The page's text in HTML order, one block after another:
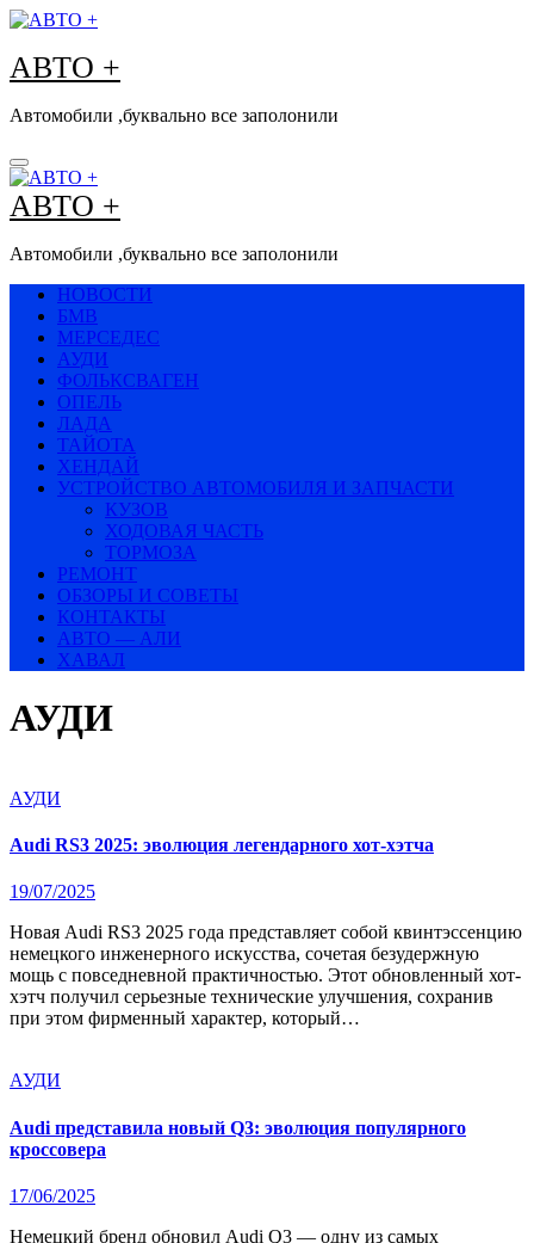
Перейти
содержимому
АВТО +
Автомобили ,буквально все заполонили
АВТО +
Автомобили ,буквально все заполонили
НОВОСТИ
БМВ
МЕРСЕДЕС
АУДИ
ФОЛЬКСВАГЕН
ОПЕЛЬ
ЛАДА
ТАЙОТА
ХЕНДАЙ
УСТРОЙСТВО АВТОМОБИЛЯ И ЗАПЧАСТИ
КУЗОВ
ХОДОВАЯ ЧАСТЬ
ТОРМОЗА
РЕМОНТ
ОБЗОРЫ И СОВЕТЫ
КОНТАКТЫ
АВТО — АЛИ
ХАВАЛ
АУДИ
АУДИ
Audi RS3 2025: эволюция легендарного хот-хэтча
19/07/2025
Новая Audi RS3 2025 года представляет собой квинтэссенцию
немецкого инженерного искусства, сочетая безудержную
мощь с повседневной практичностью. Этот обновленный хот-
хэтч получил серьезные технические улучшения, сохранив
при этом фирменный характер, который…
АУДИ
Audi представила новый Q3: эволюция популярного
кроссовера
17/06/2025
Немецкий бренд обновил Audi Q3 — одну из самых